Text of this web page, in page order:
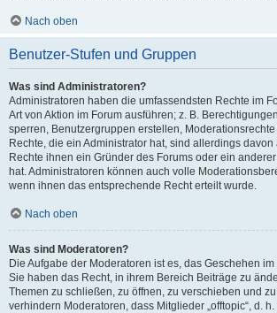
Nach oben
Benutzer-Stufen und Gruppen
Was sind Administratoren?
Administratoren haben die umfassendsten Rechte im
Art von Aktion im Forum ausführen; z. B.
sperren, Benutzergruppen erstellen,
Rechte, die ein Administrator hat, sind allerdings
Rechte ihnen ein Gründer des Forums oder ein
hat. Administratoren können auch volle
wenn ihnen das entsprechende Recht erteilt wurde.
Nach oben
Was sind Moderatoren?
Die Aufgabe der Moderatoren ist es, das Geschehen
Sie haben das Recht, in ihrem Bereich Beiträge zu
Themen zu schließen, zu öffnen, zu verschieben und
verhindern Moderatoren, dass Mitglieder „offtopic“, d.